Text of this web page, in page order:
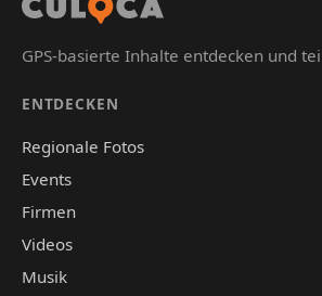
GPS-basierte Inhalte entdecken und
ENTDECKEN
Regionale Fotos
Events
Firmen
Videos
Musik